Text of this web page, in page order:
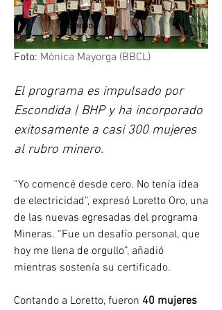
Foto: Mónica Mayorga (BBCL)
El programa es impulsado por
Escondida | BHP y ha incorporado
exitosamente a casi 300 mujeres
al rubro minero.
“Yo comencé desde cero. No tenía idea
de electricidad”, expresó Loretto Oro, una
de las nuevas egresadas del programa
Mineras. “Fue un desafío personal, que
hoy me llena de orgullo”, añadió
mientras sostenía su certificado.
Contando a Loretto, fueron 40 mujeres